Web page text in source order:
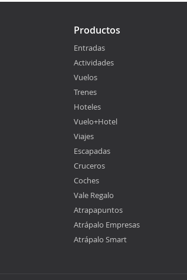
Productos
Entradas
Actividades
Vuelos
Trenes
Hoteles
Vuelo+Hotel
Viajes
Escapadas
Cruceros
Coches
Vale Regalo
Atrapapuntos
Atrápalo Empresas
Atrápalo Smart